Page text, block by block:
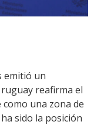
emitió un
reafirma el
una zona de
sido la posición